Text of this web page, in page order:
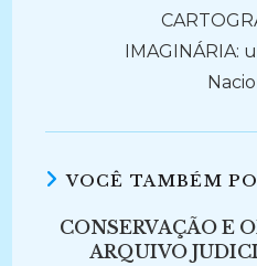
IMAGINÁRIA:
VOCÊ TAMBÉM
CONSERVAÇÃO E
ARQUIVO